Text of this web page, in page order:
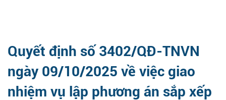
Quyết định số 3402/QĐ-TNVN
ngày 09/10/2025 về việc giao
nhiệm vụ lập phương án sắp xếp